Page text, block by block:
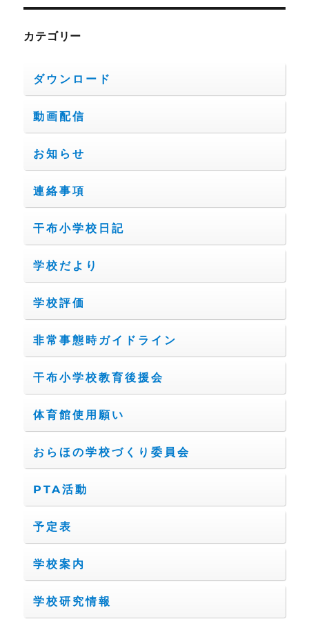
カテゴリー
ダウンロード
動画配信
お知らせ
連絡事項
干布小学校日記
学校だより
学校評価
非常事態時ガイドライン
干布小学校教育後援会
体育館使用願い
おらほの学校づくり委員会
PTA活動
予定表
学校案内
学校研究情報